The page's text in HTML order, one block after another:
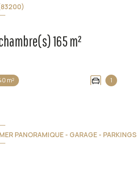
Maison 7 pièce(s) 4 chambre(s) 165 m²
m² 1
PANORAMIQUE - GARAGE - PARKINGS